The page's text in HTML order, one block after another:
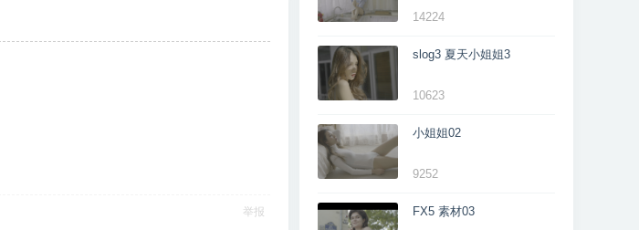
举报
14224
slog3 夏天小姐姐3
10623
小姐姐02
9252
FX5 素材03